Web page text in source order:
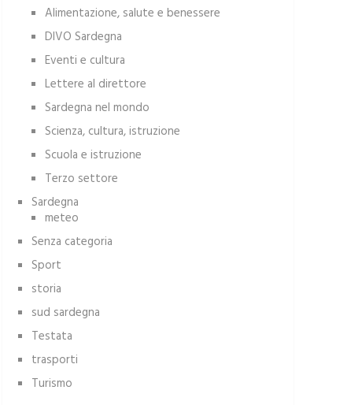
Alimentazione, salute e benessere
DIVO Sardegna
Eventi e cultura
Lettere al direttore
Sardegna nel mondo
Scienza, cultura, istruzione
Scuola e istruzione
Terzo settore
Sardegna
meteo
Senza categoria
Sport
storia
sud sardegna
Testata
trasporti
Turismo